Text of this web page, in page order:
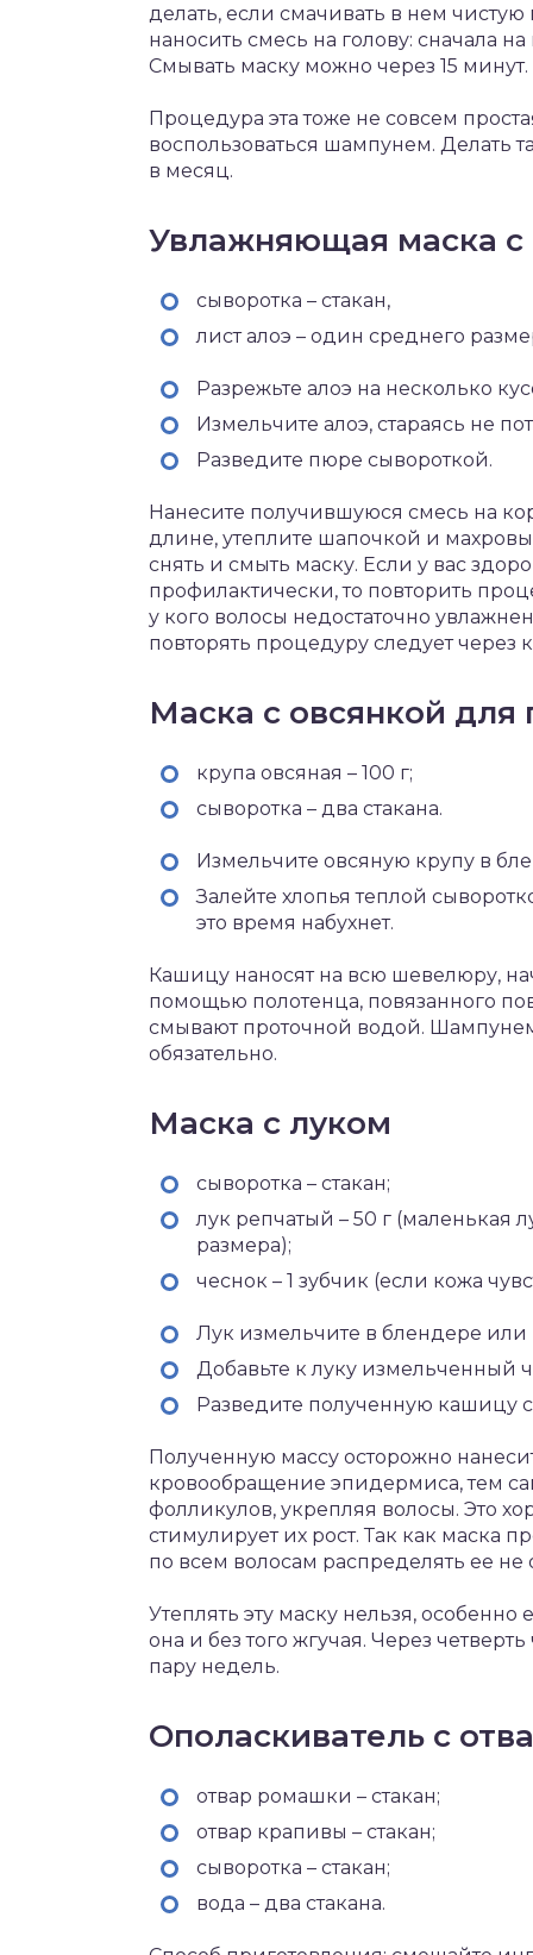
делать, если смачивать в нем
наносить смесь на голову: сначала
Смывать маску можно через 15 минут.
Процедура эта тоже не совсем
воспользоваться шампунем. Делать
в месяц.
Увлажняющая маска с
сыворотка – стакан,
лист алоэ – один среднего
Разрежьте алоэ на несколько
Измельчите алоэ, стараясь не
Разведите пюре сывороткой.
Нанесите получившуюся смесь на
длине, утеплите шапочкой и
снять и смыть маску. Если у вас
профилактически, то повторить
у кого волосы недостаточно
повторять процедуру следует через
Маска с овсянкой
крупа овсяная – 100 г;
сыворотка – два стакана.
Измельчите овсяную крупу в
Залейте хлопья теплой
это время набухнет.
Кашицу наносят на всю шевелюру,
помощью полотенца, повязанного
смывают проточной водой.
обязательно.
Маска с луком
сыворотка – стакан;
лук репчатый – 50 г (маленькая
размера);
чеснок – 1 зубчик (если кожа
Лук измельчите в блендере или
Добавьте к луку измельченный
Разведите полученную кашицу
Полученную массу осторожно
кровообращение эпидермиса, тем
фолликулов, укрепляя волосы. Это
стимулирует их рост. Так как маска
по всем волосам распределять ее не
Утеплять эту маску нельзя,
она и без того жгучая. Через
пару недель.
Ополаскиватель с
отвар ромашки – стакан;
отвар крапивы – стакан;
сыворотка – стакан;
вода – два стакана.